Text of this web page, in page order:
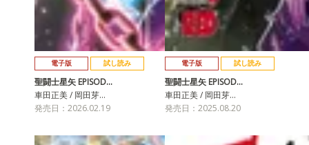
電子版 試し読み
聖闘士星矢 EPISOD…
車田正美 / 岡田芽…
発売日：2026.02.19
電子版 試し読み
聖闘士星矢 EPISOD…
車田正美 / 岡田芽…
発売日：2025.08.20